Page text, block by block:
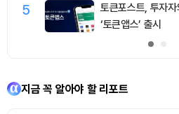
5
토큰포스트, 투자
‘토큰앱스’ 출시
지금 꼭 알아야 할 리포트